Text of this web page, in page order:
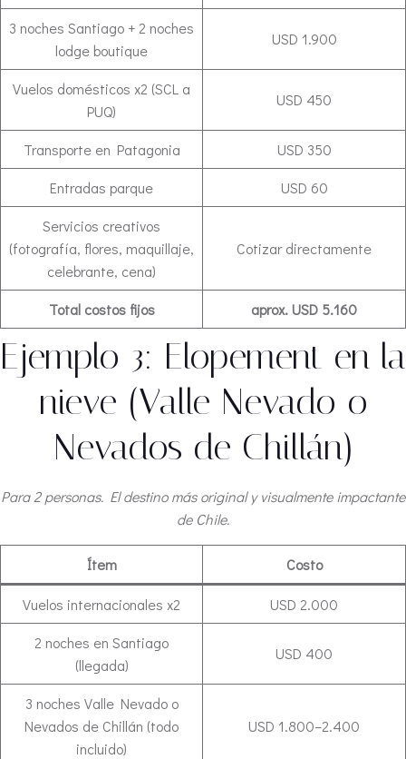
3 noches Santiago + 2 noches
lodge boutique
USD 1.900
Vuelos domésticos x2 (SCL a
PUQ)
USD 450
Transporte en Patagonia
USD 350
Entradas parque
USD 60
Servicios creativos
(fotografía, flores, maquillaje,
celebrante, cena)
Cotizar directamente
Total costos fijos aprox. USD 5.160
Ejemplo 3: Elopement en la
nieve (Valle Nevado o
Nevados de Chillán)
Para 2 personas. El destino más original y visualmente impactante
de Chile.
Ítem Costo
Vuelos internacionales x2
USD 2.000
2 noches en Santiago
(llegada)
USD 400
3 noches Valle Nevado o
Nevados de Chillán (todo
incluido)
USD 1.800–2.400